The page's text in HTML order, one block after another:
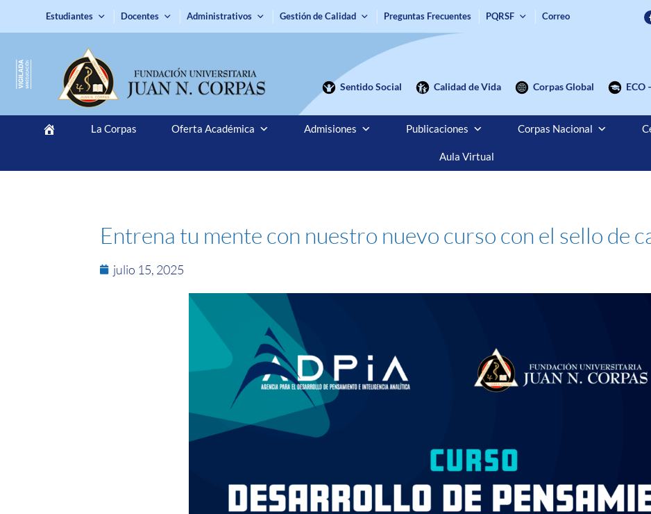
Estudiantes Docentes Administrativos Gestión de Calidad Preguntas Frecuentes PQRSF Correo
Sentido Social Calidad de Vida Corpas Global ECO
La Corpas Oferta Académica Admisiones Publicaciones Corpas Nacional
Aula Virtual
Entrena tu mente con nuestro nuevo curso con el sello de
julio 15, 2025